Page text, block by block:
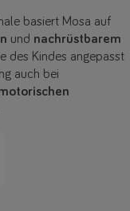
basiert Mosa auf
und nachrüstbarem
des Kindes angepasst
auch bei